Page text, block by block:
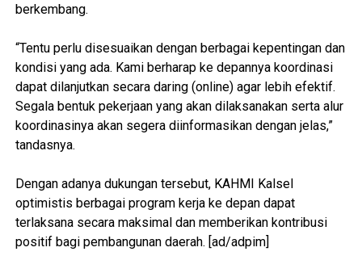
berkembang.
‎“Tentu perlu disesuaikan dengan berbagai kepentingan dan
kondisi yang ada. Kami berharap ke depannya koordinasi
dapat dilanjutkan secara daring (online) agar lebih efektif.
Segala bentuk pekerjaan yang akan dilaksanakan serta alur
koordinasinya akan segera diinformasikan dengan jelas,”
tandasnya.
‎Dengan adanya dukungan tersebut, KAHMI Kalsel
optimistis berbagai program kerja ke depan dapat
terlaksana secara maksimal dan memberikan kontribusi
positif bagi pembangunan daerah. [ad/adpim]